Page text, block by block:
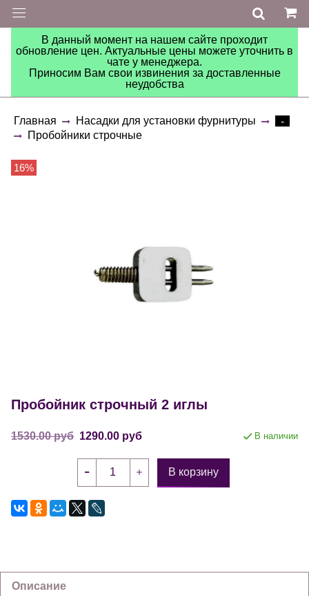
В данный момент на нашем сайте проходит
обновление цен. Актуальные цены можете уточнить в
чате у менеджера.
Приносим Вам свои извинения за доставленные
неудобства
Главная Насадки для установки фурнитуры
-
Пробойники строчные
16%
Пробойник строчный 2 иглы
1530.00 руб 1290.00 руб В наличии
В корзину
Описание